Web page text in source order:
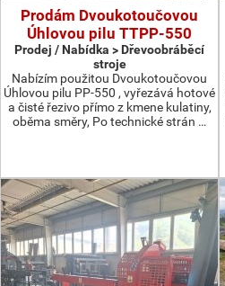
Prodám Dvoukotoučovou
Úhlovou pilu TTPP-550
Prodej / Nabídka > Dřevoobráběcí
stroje
Nabízím použitou Dvoukotoučovou
Úhlovou pilu PP-550 , vyřezává hotové
a čisté řezivo přímo z kmene kulatiny,
oběma směry, Po technické strán …